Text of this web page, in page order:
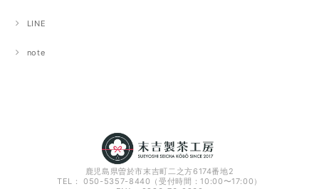
LINE
note
鹿児島県曽於市末吉町二之方6174番地2
TEL： 050-5357-8440（受付時間：10:00〜17:00）